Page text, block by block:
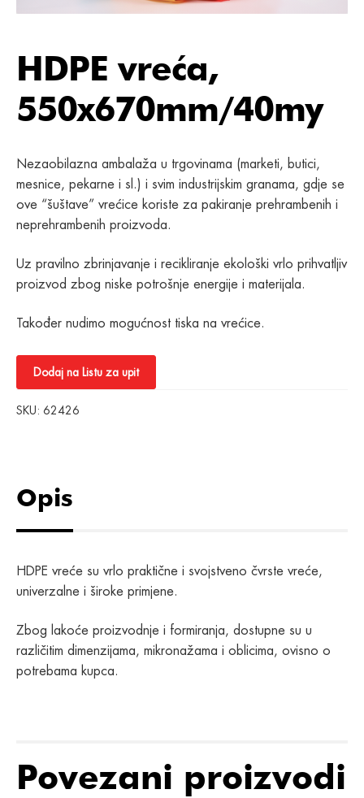
HDPE vreća,
550x670mm/40my
Nezaobilazna ambalaža u trgovinama (marketi, butici,
mesnice, pekarne i sl.) i svim industrijskim granama, gdje se
ove “šuštave” vrećice koriste za pakiranje prehrambenih i
neprehrambenih proizvoda.
Uz pravilno zbrinjavanje i recikliranje ekološki vrlo prihvatljiv
proizvod zbog niske potrošnje energije i materijala.
Također nudimo mogućnost tiska na vrećice.
Dodaj na Listu za upit
SKU: 62426
Opis
HDPE vreće su vrlo praktične i svojstveno čvrste vreće,
univerzalne i široke primjene.
Zbog lakoće proizvodnje i formiranja, dostupne su u
različitim dimenzijama, mikronažama i oblicima, ovisno o
potrebama kupca.
Povezani proizvodi